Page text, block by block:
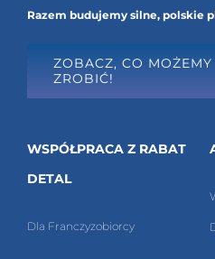
Razem budujemy silne, polskie
ZOBACZ, CO
ZROBIĆ!
WSPÓŁPRACA Z RABAT
DETAL
Dla Franczyzobiorcy